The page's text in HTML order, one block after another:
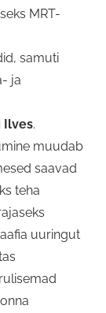
MRT-
samuti
ja
Ilves.
muudab
saavad
teha
uuringut